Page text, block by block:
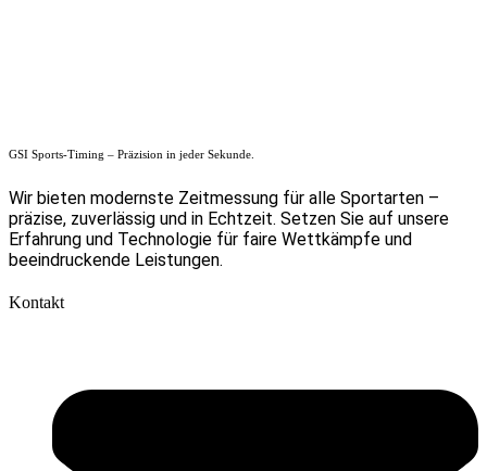
GSI Sports-Timing – Präzision in jeder Sekunde.
Wir bieten modernste Zeitmessung für alle Sportarten –
präzise, zuverlässig und in Echtzeit. Setzen Sie auf unsere
Erfahrung und Technologie für faire Wettkämpfe und
beeindruckende Leistungen.
Kontakt